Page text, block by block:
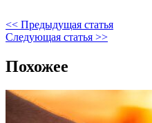
<< Предыдущая статья
Следующая статья >>
Похожее